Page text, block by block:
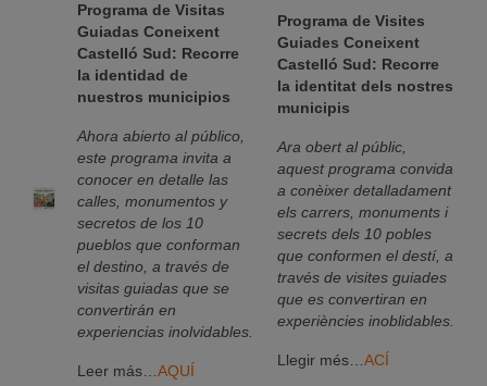
Portal de empleo
Empleo Público
Gastrofest
Información empresas incendio
Programa de Visitas
Guiadas Coneixent
Castelló Sud: Recorre
la identidad de
nuestros municipios
Ahora abierto al público,
este programa invita a
conocer en detalle las
calles, monumentos y
secretos de los 10
pueblos que conforman
el destino, a través de
visitas guiadas que se
convertirán en
experiencias inolvidables.
Leer más… AQUÍ
Programa de Visites
Guiades Coneixent
Castelló Sud: Recorre
la identitat dels nostres
municipis
Ara obert al públic,
aquest programa convida
a conèixer detalladament
els carrers, monuments i
secrets dels 10 pobles
que conformen el destí, a
través de visites guiades
que es convertiran en
experiències inoblidables.
Llegir més… ACÍ